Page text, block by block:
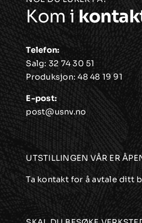
Alternativene
kan
velges
produktsiden
Kom i
Telefon:
Salg: 32 74 30 51
Produksjon:48 48 19 91
E-post:
post@usnv.no
UTSTILLINGEN VÅR ER
Ta kontakt for å avtale ditt